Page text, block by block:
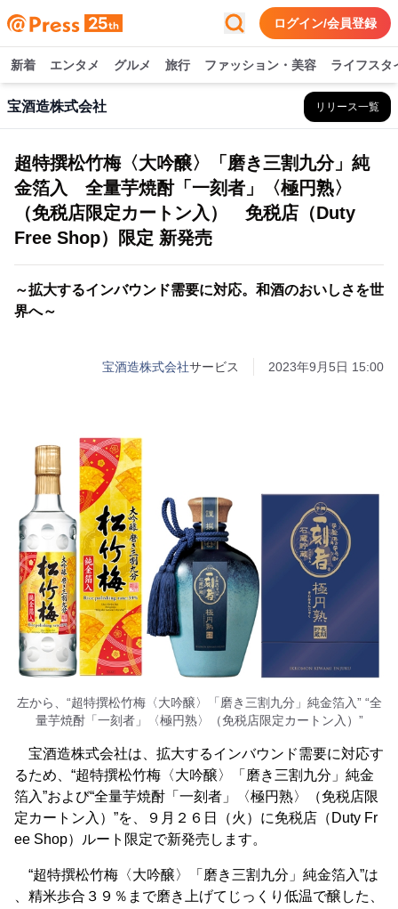
ログイン/会員登録
新着 エンタメ グルメ 旅行 ファッション・美容 ライフスタ
宝酒造株式会社 リリース一覧
超特撰松竹梅〈大吟醸〉「磨き三割九分」純
金箔入 全量芋焼酎「一刻者」〈極円熟〉
（免税店限定カートン入） 免税店（Duty
Free Shop）限定 新発売
～拡大するインバウンド需要に対応。和酒のおいしさを世
界へ～
宝酒造株式会社サービス 2023年9月5日 15:00
左から、“超特撰松竹梅〈大吟醸〉「磨き三割九分」純金箔入” “全
量芋焼酎「一刻者」〈極円熟〉（免税店限定カートン入）”
宝酒造株式会社は、拡大するインバウンド需要に対応す
るため、“超特撰松竹梅〈大吟醸〉「磨き三割九分」純金
箔入”および“全量芋焼酎「一刻者」〈極円熟〉（免税店限
定カートン入）”を、９月２６日（火）に免税店（Duty Fr
ee Shop）ルート限定で新発売します。
“超特撰松竹梅〈大吟醸〉「磨き三割九分」純金箔入”は
、精米歩合３９％まで磨き上げてじっくり低温で醸した、